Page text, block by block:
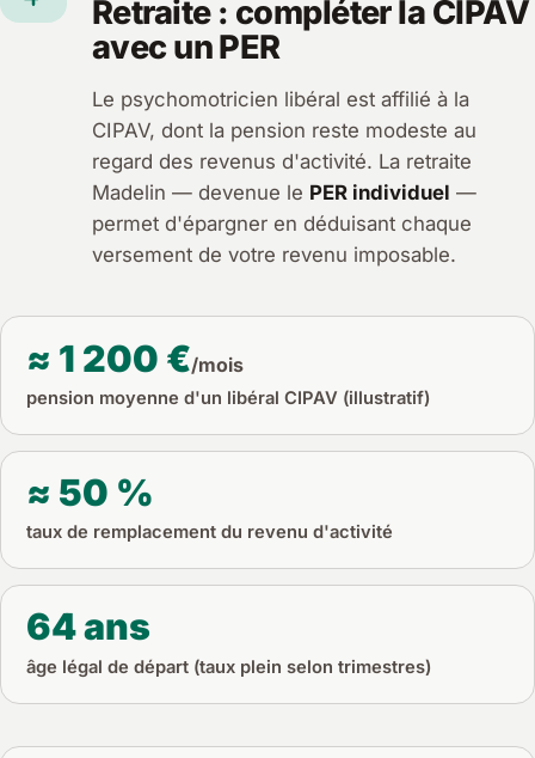
Retraite : compléter la CIPAV
avec un PER
Le psychomotricien libéral est affilié à la
CIPAV, dont la pension reste modeste au
regard des revenus d'activité. La retraite
Madelin — devenue le PER individuel —
permet d'épargner en déduisant chaque
versement de votre revenu imposable.
≈ 1 200 €/mois
pension moyenne d'un libéral CIPAV (illustratif)
≈ 50 %
taux de remplacement du revenu d'activité
64 ans
âge légal de départ (taux plein selon trimestres)